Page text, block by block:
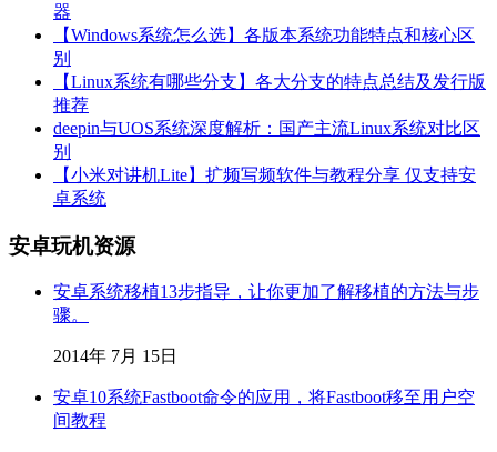
器
【Windows系统怎么选】各版本系统功能特点和核心区
别
【Linux系统有哪些分支】各大分支的特点总结及发行版
推荐
deepin与UOS系统深度解析：国产主流Linux系统对比区
别
【小米对讲机Lite】扩频写频软件与教程分享 仅支持安
卓系统
安卓玩机资源
安卓系统移植13步指导，让你更加了解移植的方法与步
骤。
2014年 7月 15日
安卓10系统Fastboot命令的应用，将Fastboot移至用户空
间教程